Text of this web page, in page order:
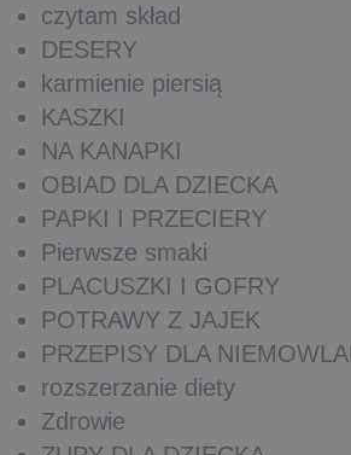
czytam skład
DESERY
karmienie piersią
KASZKI
NA KANAPKI
OBIAD DLA DZIECKA
PAPKI I PRZECIERY
Pierwsze smaki
PLACUSZKI I GOFRY
POTRAWY Z JAJEK
PRZEPISY DLA
rozszerzanie diety
Zdrowie